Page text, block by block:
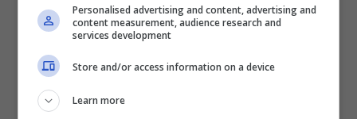
periodicamente, fa stato degli
avanzamenti del lavoro comune sulle
materie prioritarie che vengono
individuate “che sono ovviamente la
Personalised advertising and content, advertising and
content measurement, audience research and
services development
Store and/or access information on a device
Learn more